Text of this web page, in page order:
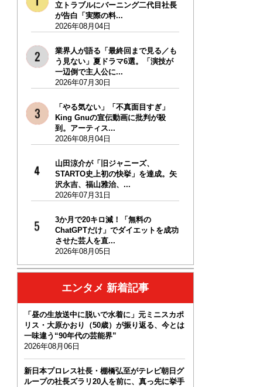
立トラブルにバーニング二代目社長
が告白「実際の料...
2026年08月04日
業界人が語る「最終回まで見る／も
う見ない」夏ドラマ6選。「演技が
一辺倒で主人公に...
2026年07月30日
「やる気ない」「不真面目すぎ」
King Gnuの宣伝動画に批判が殺
到。アーティス...
2026年08月04日
山田涼介が「旧ジャニーズ、
STARTO史上初の快挙」を達成。矢
沢永吉、福山雅治、...
2026年07月31日
3か月で20キロ減！「無料の
ChatGPTだけ」でダイエットを成功
させた芸人を直...
2026年08月05日
エンタメ 新着記事
「昼の生放送中に脱いで水着に」元ミニスカポ
リス・大原かおり（50歳）が振り返る、今とは
一味違う“90年代の芸能界”
2026年08月06日
新日本プロレス社長・棚橋弘至がテレビ朝日グ
ループの社長ズラリ20人を前に、真っ先に挙手